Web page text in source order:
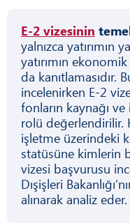
E-2 vizesinin
yalnızca yatırımın
yatırımın
da kanıtlamasıdır.
incelenirken E-2
fonların kaynağı
rolü değerlendirilir.
işletme üzerindeki
statüsüne kimlerin
vizesi başvurusu
Dışişleri
alınarak analiz eder.